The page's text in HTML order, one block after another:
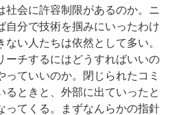
社会に許容制限があるのか。ニ
自分で技術を掴みにいったわけ
い人たちは依然として多い。
ーチするにはどうすればいいの
っていいのか。閉じられたコミ
るときと、外部に出ていったと
ってくる。まずなんらかの指針